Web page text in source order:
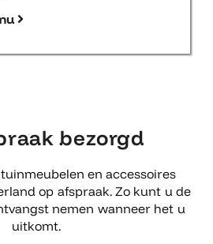
bezorgd
en accessoires
op afspraak. Zo kunt u de
nemen wanneer het u
uitkomt.